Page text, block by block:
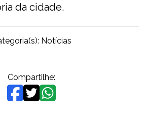
da cidade.
Notícias
Compartilhe: